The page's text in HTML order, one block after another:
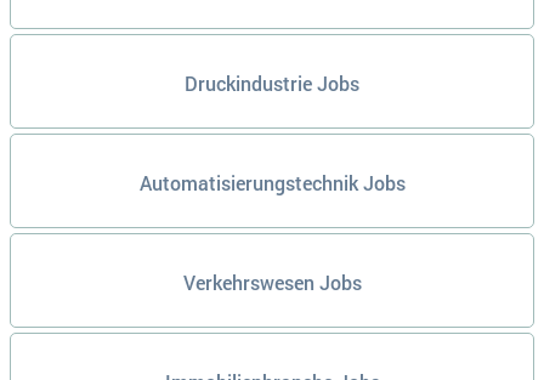
Druckindustrie Jobs
Automatisierungstechnik Jobs
Verkehrswesen Jobs